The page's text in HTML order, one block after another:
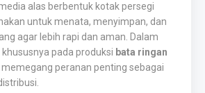
alas berbentuk kotak persegi
untuk menata, menyimpan, dan
agar lebih rapi dan aman. Dalam
pada produksi bata ringan
memegang peranan penting sebagai